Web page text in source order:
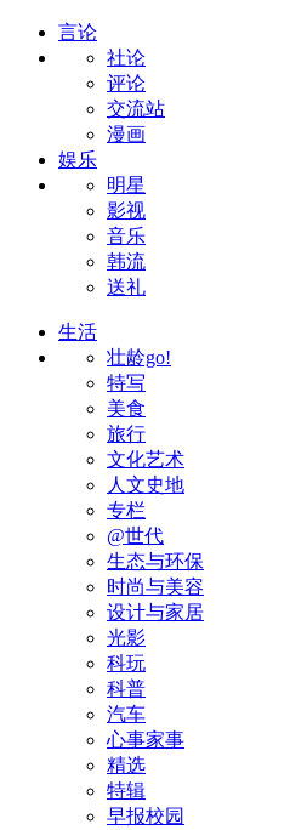
言论
社论
评论
交流站
漫画
娱乐
明星
影视
音乐
韩流
送礼
生活
壮龄go!
特写
美食
旅行
文化艺术
人文史地
专栏
@世代
生态与环保
时尚与美容
设计与家居
光影
科玩
科普
汽车
心事家事
精选
特辑
早报校园